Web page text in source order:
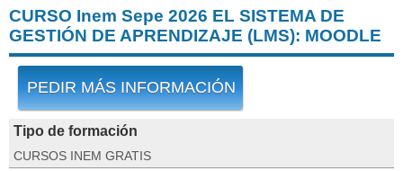
CURSO Inem Sepe 2026 EL SISTEMA DE
GESTIÓN DE APRENDIZAJE (LMS): MOODLE
PEDIR MÁS INFORMACIÓN
Tipo de formación
CURSOS INEM GRATIS